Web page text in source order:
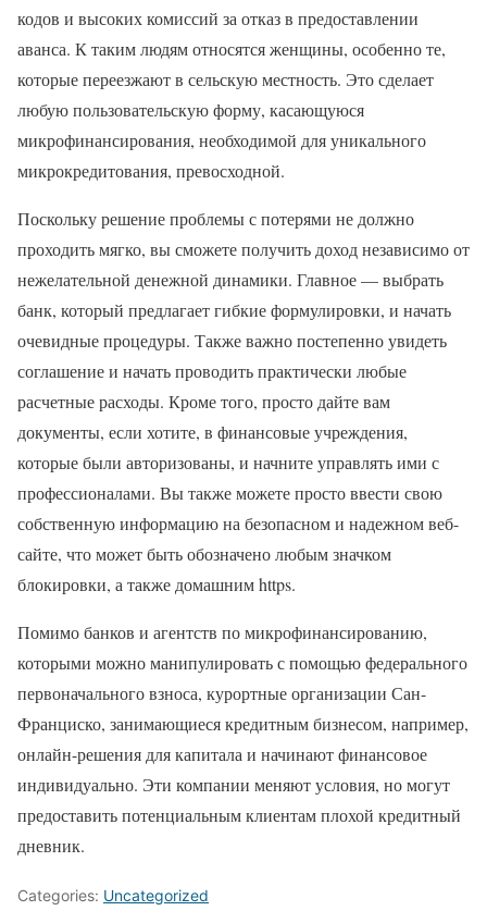
кодов и высоких комиссий за отказ в предоставлении
аванса. К таким людям относятся женщины, особенно те,
которые переезжают в сельскую местность. Это сделает
любую пользовательскую форму, касающуюся
микрофинансирования, необходимой для уникального
микрокредитования, превосходной.
Поскольку решение проблемы с потерями не должно
проходить мягко, вы сможете получить доход независимо от
нежелательной денежной динамики. Главное — выбрать
банк, который предлагает гибкие формулировки, и начать
очевидные процедуры. Также важно постепенно увидеть
соглашение и начать проводить практически любые
расчетные расходы. Кроме того, просто дайте вам
документы, если хотите, в финансовые учреждения,
которые были авторизованы, и начните управлять ими с
профессионалами. Вы также можете просто ввести свою
собственную информацию на безопасном и надежном веб-
сайте, что может быть обозначено любым значком
блокировки, а также домашним https.
Помимо банков и агентств по микрофинансированию,
которыми можно манипулировать с помощью федерального
первоначального взноса, курортные организации Сан-
Франциско, занимающиеся кредитным бизнесом, например,
онлайн-решения для капитала и начинают финансовое
индивидуально. Эти компании меняют условия, но могут
предоставить потенциальным клиентам плохой кредитный
дневник.
Categories: Uncategorized